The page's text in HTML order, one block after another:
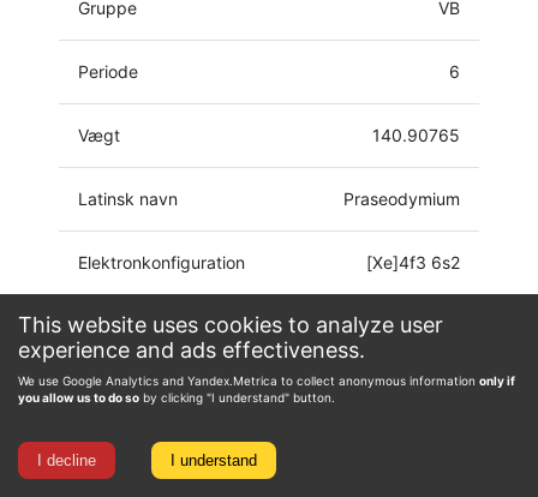
This website uses cookies to analyze user
experience and ads effectiveness.
We use Google Analytics and Yandex.Metrica to collect anonymous information only if
you allow us to do so by clicking "I understand" button.
I decline I understand
Gruppe VB
Periode 6
Vægt 140.90765
Latinsk navn Praseodymium
Elektronkonfiguration [Xe]4f3 6s2
Oxidationstilstand 0, 2, 3, 4, 5